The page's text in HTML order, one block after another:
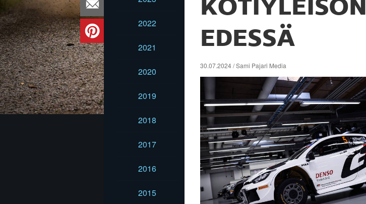
2022
2021
2020
2019
2018
2017
2016
2015
KOTIYLEISÖN
EDESSÄ
30.07.2024 / Sami Pajari Media